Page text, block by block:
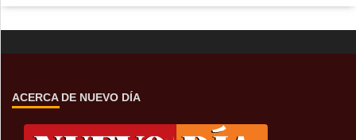
ACERCA DE NUEVO DÍA